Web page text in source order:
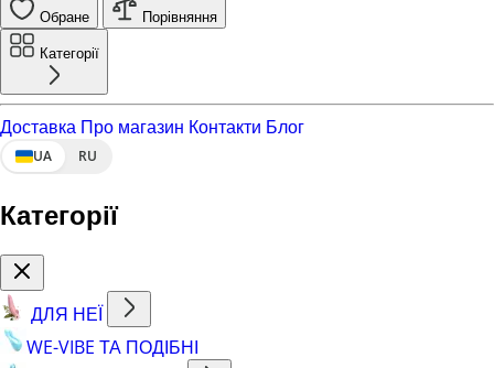
Обране Порівняння
Категорії
Доставка Про магазин Контакти Блог
UA RU
Категорії
ДЛЯ НЕЇ
WE-VIBE ТА ПОДІБНІ